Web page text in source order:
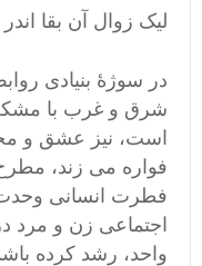
لیک زوال آن بقا
در سوژۀ بنیادی
شرق و غرب با مشکل
است، نیز عشق و
فواره می زند،
فطرت انسانی
اجتماعی زن و
واحد، رشد کرده